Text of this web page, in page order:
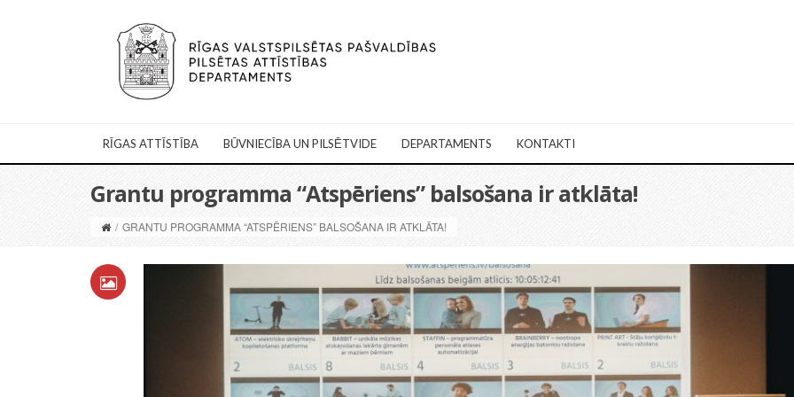
RĪGAS ATTĪSTĪBA BŪVNIECĪBA UN PILSĒTVIDE DEPARTAMENTS KONTAKTI
Grantu programma “Atspēriens” balsošana ir atklāta!
/ GRANTU PROGRAMMA “ATSPĒRIENS” BALSOŠANA IR ATKLĀTA!